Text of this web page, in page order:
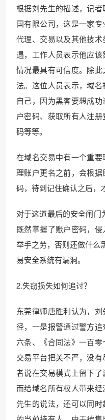
根据刘先生的描述，记
国有限公司，这是一家
代理、交易以及其他技
遇，工作人员表示他应
情况最具有可信度。除
法。这位人员表示，域
自己，因为黑客要想成
户密码、获取所有人注
码等等。
在域名交易中有一个重
理账户更名之前，会根
码，待到记住确认之后，
对于这道最后的安全闸门
既然掌握了账户密码，
举手之劳，否则还做什么
易安全系统有漏洞。
2.失窃损失如何追讨？
东莞律师唐胜利认为，
径，一是报警通过警方
六条、《合同法》一百
交易平台把关不严，没
者说在交易模式上留下
而给域名所有权人带来
先生的说法，还可以同